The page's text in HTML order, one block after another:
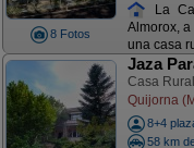
8 Fotos
La
Almorox,
una casa
Jaza
Casa
Quijorna
8+4
58 km